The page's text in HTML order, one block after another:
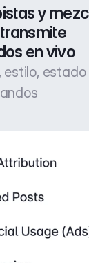
y
en vivo
estilo, estado